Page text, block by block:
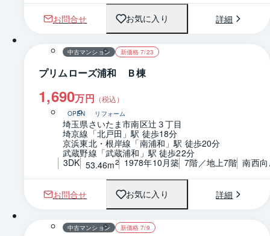
お問合せ お気に入り 詳細
1 / 0 間取り
中古マンション 新価格 7/23
プリムローズ浦和 Ｂ棟
1,690万円 （税込）
OPEN リフォーム
埼玉県さいたま市南区辻３丁目
埼京線「北戸田」駅 徒歩18分
京浜東北・根岸線「南浦和」駅 徒歩20分
武蔵野線「武蔵浦和」駅 徒歩22分
3DK 53.46m2 1978年10月築 7階／地上7階 南西
お問合せ お気に入り 詳細
1 / 0 間取り
中古マンション 新価格 7/9